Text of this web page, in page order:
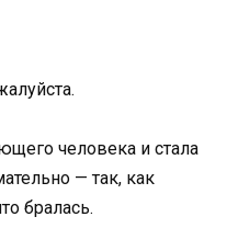
человека и стала
— так, как
бралась.